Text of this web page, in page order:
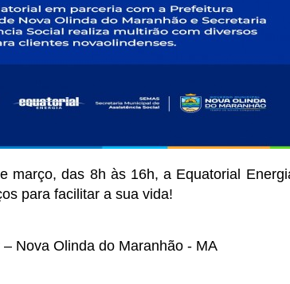
março, das 8h às 16h, a Equatorial
para facilitar a sua vida!
Nova Olinda do Maranhão - MA